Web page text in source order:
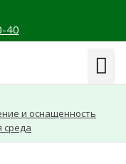
40
и оснащенность
среда